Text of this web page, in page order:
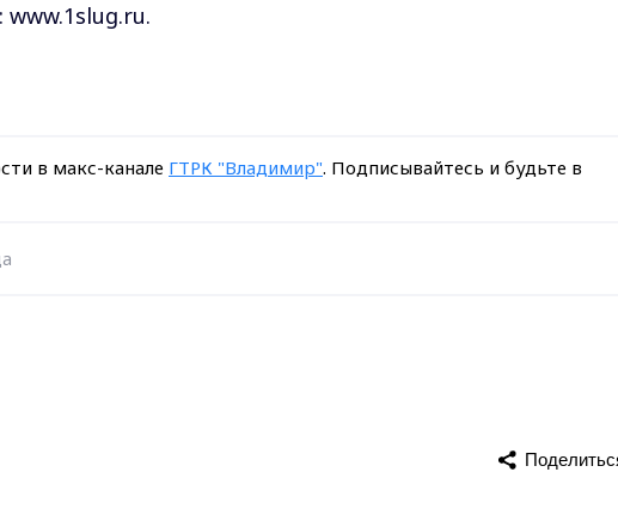
www.1slug.ru.
в макс-канале ГТРК "Владимир". Подписывайтесь и будьте в